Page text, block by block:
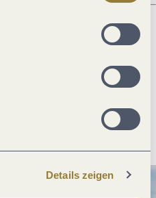
in der Nutzung
Details zeigen
PDF erzeugen